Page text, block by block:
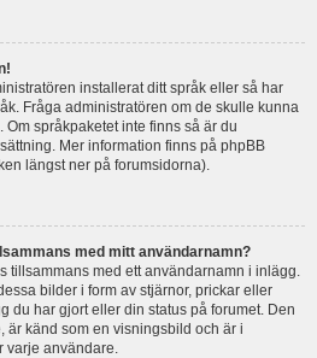
installerat ditt språk eller så har
Fråga administratören om de skulle kunna
språkpaketet inte finns så är du
Mer information finns på phpBB
längst ner på forumsidorna).
med mitt användarnamn?
tillsammans med ett användarnamn i inlägg.
bilder i form av stjärnor, prickar eller
du har gjort eller din status på forumet. Den
är känd som en visningsbild och är i
varje användare.